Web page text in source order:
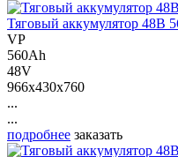
Тяговый аккумулятор 48В
VP
560Ah
48V
966x430x760
...
...
подробнее заказать